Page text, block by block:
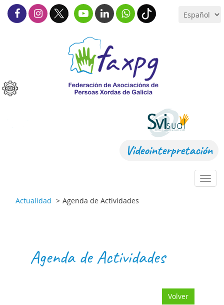
Videointerpretación
Actualidad
Agenda de Actividades
Agenda de Actividades
Volver